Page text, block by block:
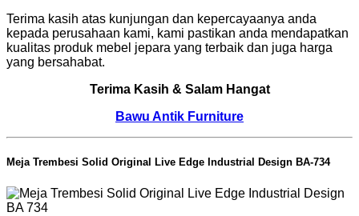
Terima kasih atas kunjungan dan kepercayaanya anda
kepada perusahaan kami, kami pastikan anda mendapatkan
kualitas produk mebel jepara yang terbaik dan juga harga
yang bersahabat.
Terima Kasih & Salam Hangat
Bawu Antik Furniture
Meja Trembesi Solid Original Live Edge Industrial Design BA-734